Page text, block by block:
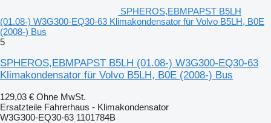
SPHEROS,EBMPAPST B5LH
(01.08-) W3G300-EQ30-63 Klimakondensator für Volvo B5LH, B0E
(2008-) Bus
5
SPHEROS,EBMPAPST B5LH (01.08-) W3G300-EQ30-63
Klimakondensator für Volvo B5LH, B0E (2008-) Bus
129,03 € Ohne MwSt.
Ersatzteile Fahrerhaus - Klimakondensator
W3G300-EQ30-63 1101784B